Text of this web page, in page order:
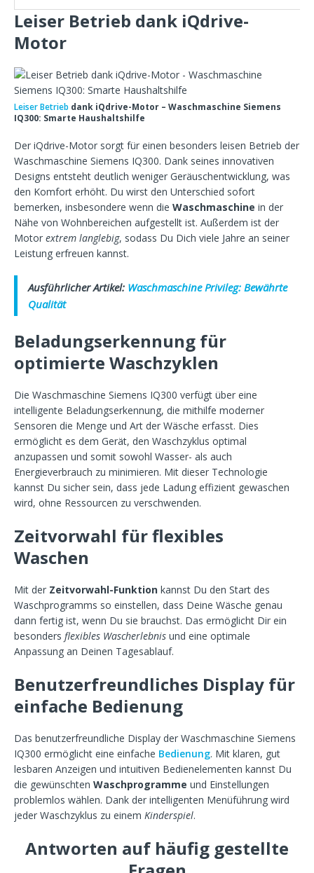
Leiser Betrieb dank iQdrive-
Motor
Leiser Betrieb dank iQdrive-Motor – Waschmaschine Siemens
IQ300: Smarte Haushaltshilfe
Der iQdrive-Motor sorgt für einen besonders leisen Betrieb der
Waschmaschine Siemens IQ300. Dank seines innovativen
Designs entsteht deutlich weniger Geräuschentwicklung, was
den Komfort erhöht. Du wirst den Unterschied sofort
bemerken, insbesondere wenn die Waschmaschine in der
Nähe von Wohnbereichen aufgestellt ist. Außerdem ist der
Motor extrem langlebig, sodass Du Dich viele Jahre an seiner
Leistung erfreuen kannst.
Ausführlicher Artikel: Waschmaschine Privileg: Bewährte
Qualität
Beladungserkennung für
optimierte Waschzyklen
Die Waschmaschine Siemens IQ300 verfügt über eine
intelligente Beladungserkennung, die mithilfe moderner
Sensoren die Menge und Art der Wäsche erfasst. Dies
ermöglicht es dem Gerät, den Waschzyklus optimal
anzupassen und somit sowohl Wasser- als auch
Energieverbrauch zu minimieren. Mit dieser Technologie
kannst Du sicher sein, dass jede Ladung effizient gewaschen
wird, ohne Ressourcen zu verschwenden.
Zeitvorwahl für flexibles
Waschen
Mit der Zeitvorwahl-Funktion kannst Du den Start des
Waschprogramms so einstellen, dass Deine Wäsche genau
dann fertig ist, wenn Du sie brauchst. Das ermöglicht Dir ein
besonders flexibles Wascherlebnis und eine optimale
Anpassung an Deinen Tagesablauf.
Benutzerfreundliches Display für
einfache Bedienung
Das benutzerfreundliche Display der Waschmaschine Siemens
IQ300 ermöglicht eine einfache Bedienung. Mit klaren, gut
lesbaren Anzeigen und intuitiven Bedienelementen kannst Du
die gewünschten Waschprogramme und Einstellungen
problemlos wählen. Dank der intelligenten Menüführung wird
jeder Waschzyklus zu einem Kinderspiel.
Antworten auf häufig gestellte